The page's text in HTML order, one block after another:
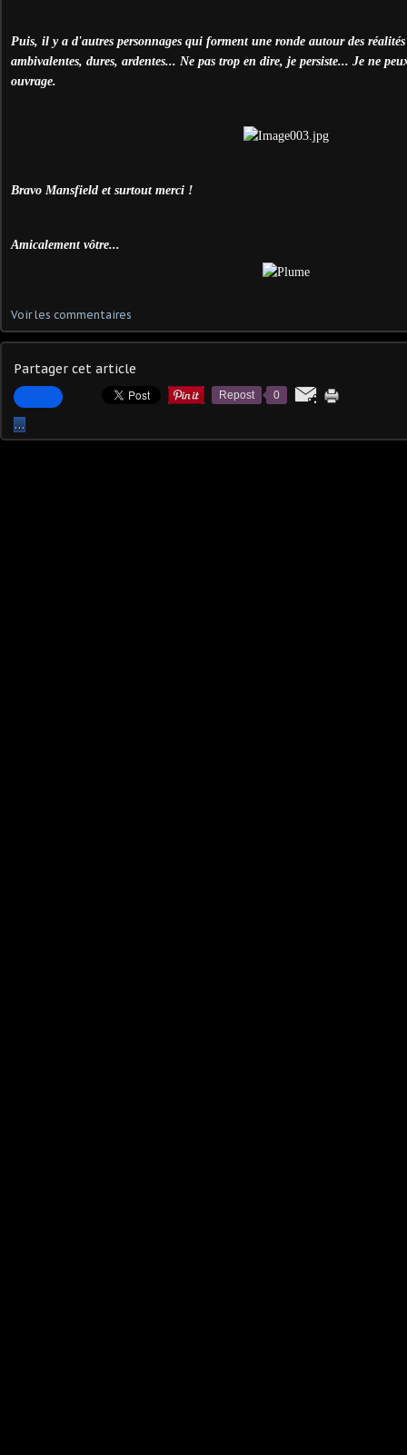
Puis, il y a d'autres personnages qui forment une ronde autour des
ambivalentes, dures, ardentes... Ne pas trop en dire, je persiste... Je ne
ouvrage.
Bravo Mansfield et surtout merci !
Amicalement vôtre...
Voir les commentaires
Partager cet article
Repost 0
…